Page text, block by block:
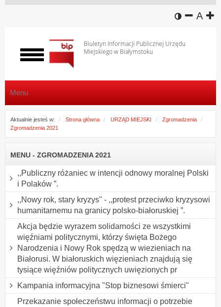
wersja
A
Biuletyn Informacji Publicznej Urzędu
Miejskiego w Białymstoku
Włącz
menu
Menu
Aktualnie jesteś w: Strona główna URZĄD MIEJSKI
Zgromadzenia
Zgromadzenia 2021
MENU - ZGROMADZENIA 2021
,,Publiczny różaniec w intencji odnowy moralnej Polski
i Polaków ”.
,,Nowy rok, stary kryzys" - ,,protest przeciwko kryzysowi
humanitarnemu na granicy polsko-białoruskiej ”.
Akcja będzie wyrazem solidarności ze wszystkimi
więźniami politycznymi, którzy święta Bożego
Narodzenia i Nowy Rok spędzą w wiezieniach na
Białorusi. W białoruskich więzieniach znajdują się
tysiące więźniów politycznych uwięzionych pr
Kampania informacyjna "Stop biznesowi śmierci"
Przekazanie społeczeństwu informacji o potrzebie